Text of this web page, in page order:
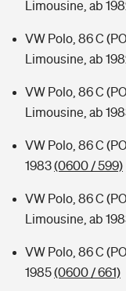
Limousine, ab
VW Polo, 86 C
Limousine, ab
VW Polo, 86 C
Limousine, ab
VW Polo, 86 C
1983(0600 / 599)
VW Polo, 86 C
Limousine, ab
VW Polo, 86 C
1985(0600 / 661)